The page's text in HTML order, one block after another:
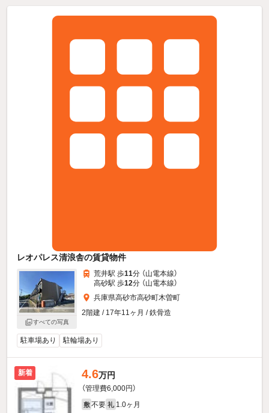
レオパレス清浪舎の賃貸物件
すべての写真
荒井駅 歩11分 （山電本線）
高砂駅 歩12分 （山電本線）
兵庫県高砂市高砂町木曽町
2階建 / 17年11ヶ月 / 鉄骨造
駐車場あり 駐輪場あり
新着 4.6万円
（管理費6,000円）
敷 不要 礼 1.0ヶ月